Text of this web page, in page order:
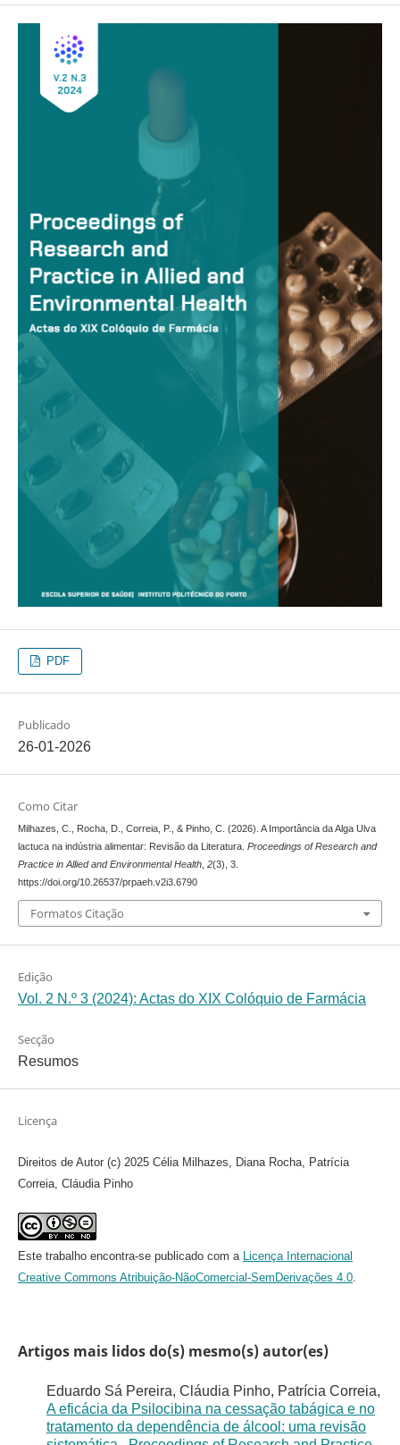
PDF
Publicado
26-01-2026
Como Citar
Milhazes, C., Rocha, D., Correia, P., & Pinho, C. (2026). A Importância da Alga Ulva
lactuca na indústria alimentar: Revisão da Literatura. Proceedings of Research and
Practice in Allied and Environmental Health, 2(3), 3.
https://doi.org/10.26537/prpaeh.v2i3.6790
Formatos Citação
Edição
Vol. 2 N.º 3 (2024): Actas do XIX Colóquio de Farmácia
Secção
Resumos
Licença
Direitos de Autor (c) 2025 Célia Milhazes, Diana Rocha, Patrícia
Correia, Cláudia Pinho
Este trabalho encontra-se publicado com a Licença Internacional
Creative Commons Atribuição-NãoComercial-SemDerivações 4.0.
Artigos mais lidos do(s) mesmo(s) autor(es)
Eduardo Sá Pereira, Cláudia Pinho, Patrícia Correia,
A eficácia da Psilocibina na cessação tabágica e no
tratamento da dependência de álcool: uma revisão